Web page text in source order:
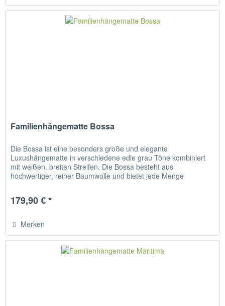
Familienhängematte Bossa
Die Bossa ist eine besonders große und elegante
Luxushängematte in verschiedene edle grau Töne kombiniert
mit weißen, breiten Streifen. Die Bossa besteht aus
hochwertiger, reiner Baumwolle und bietet jede Menge
179,90 € *
Merken